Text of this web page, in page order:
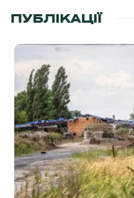
ПУБЛІКАЦІЇ